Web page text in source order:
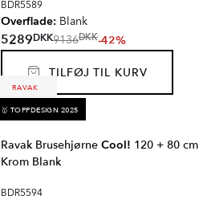
BDR5589
Overflade: Blank
5289DKK9136DKK-42%
TILFØJ TIL KURV
RAVAK
🥇 TOPPDESIGN 2025
Ravak Brusehjørne Cool! 120 + 80 cm
Krom Blank
BDR5594